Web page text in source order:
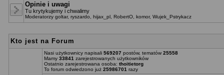
Opinie i uwagi
Tu krytykujemy i chwalimy
Moderatorzy goltar, ryszardo hijax_pl RobertO komor, Wujek_Pstrykacz
Kto jest na Forum
Nasi użytkownicy napisali 569207 postów, tematów 25558
Mamy 33841 zarejestrowanych użytkowników
Ostatnio zarejestrowana osoba: thoitietorg
To forum odwiedzono już 25986701 razy